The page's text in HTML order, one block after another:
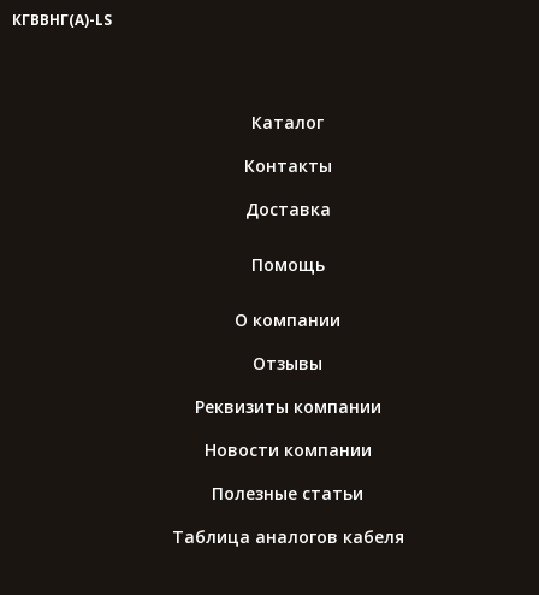
КГВВНГ(A)-LS
Каталог
Контакты
Доставка
Помощь
О компании
Отзывы
Реквизиты компании
Новости компании
Полезные статьи
Таблица аналогов кабеля